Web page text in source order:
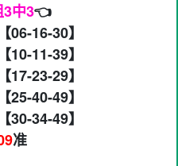
中3👈
06-16-30】
10-11-39】
17-23-29】
25-40-49】
30-34-49】
准